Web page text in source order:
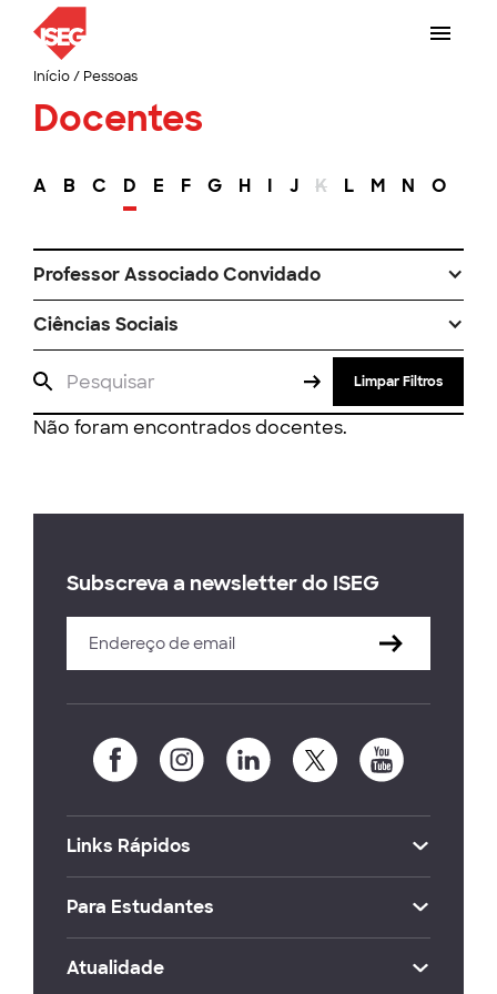
Início/ Pessoas
Docentes
A B C D E F G H I J K L M N O
Professor Associado Convidado
Ciências Sociais
Limpar Filtros
Não foram encontrados docentes.
Subscreva a newsletter do ISEG
Links Rápidos
Para Estudantes
Atualidade